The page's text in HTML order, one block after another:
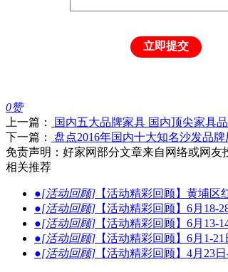
立即提交
0赞
上一篇：
国内五大品牌家具 国内顶尖家具
下一篇：
盘点2016年国内十大知名沙发品牌
免责声明：好家网部分文章来自网络或网
相关推荐
●[活动回顾] 【活动精彩回顾】黄埔
●[活动回顾] 【活动精彩回顾】6月
●[活动回顾] 【活动精彩回顾】6月
●[活动回顾] 【活动精彩回顾】6月1-
●[活动回顾] 【活动精彩回顾】4月23